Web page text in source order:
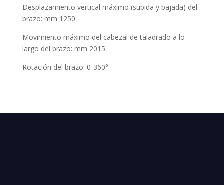
Desplazamiento vertical máximo (subida y bajada) del
brazo: mm 1250
Movimiento máximo del cabezal de taladrado a lo
largo del brazo: mm 2015
Rotación del brazo: 0-360°